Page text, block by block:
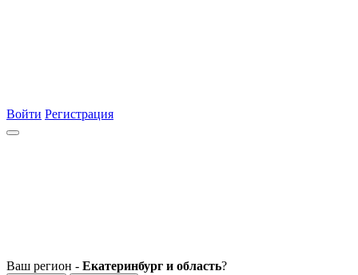
Войти Регистрация
Ваш регион - Екатеринбург и область?